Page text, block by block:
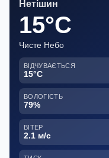
Нетішин
15°C
Чисте Небо
ВІДЧУВАЄТЬСЯ
15°C
ВОЛОГІСТЬ
79%
ВІТЕР
2.1 м/с